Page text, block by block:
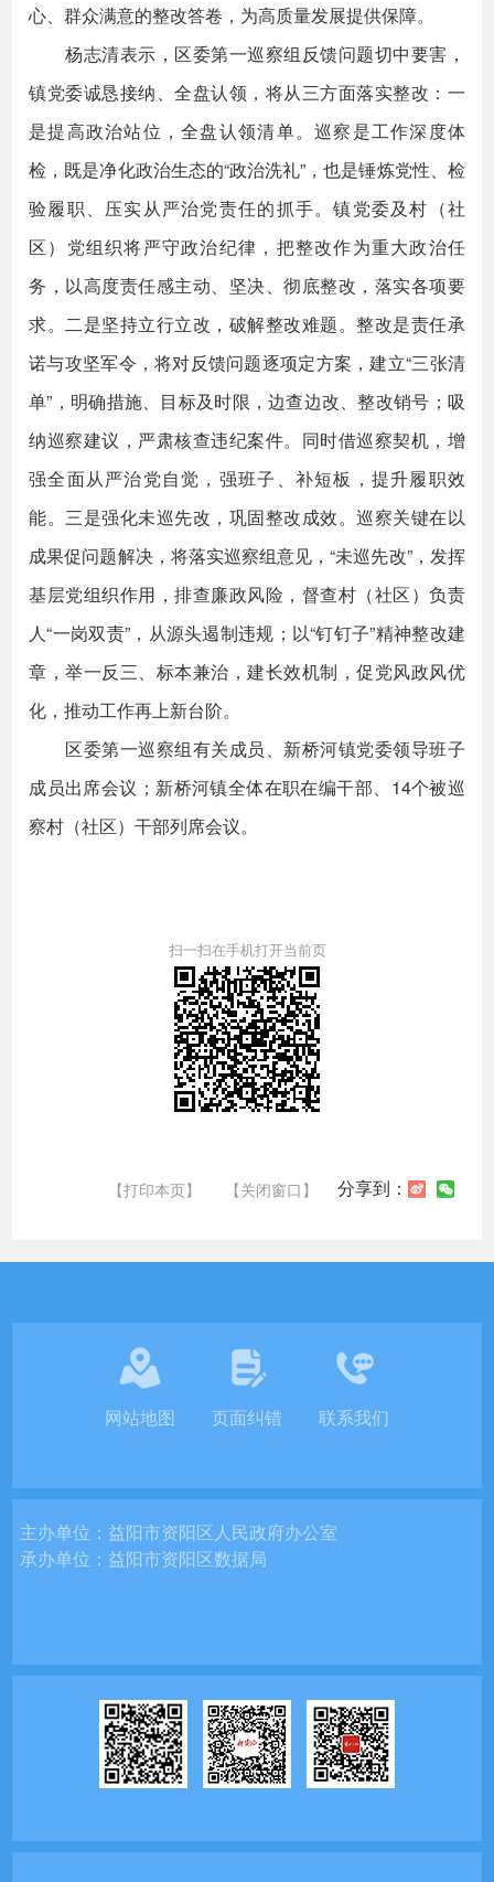
心、群众满意的整改答卷，为高质量发展提供保障。
杨志清表示，区委第一巡察组反馈问题切中要害，
镇党委诚恳接纳、全盘认领，将从三方面落实整改：一
是提高政治站位，全盘认领清单。巡察是工作深度体
检，既是净化政治生态的“政治洗礼”，也是锤炼党性、检
验履职、压实从严治党责任的抓手。镇党委及村（社
区）党组织将严守政治纪律，把整改作为重大政治任
务，以高度责任感主动、坚决、彻底整改，落实各项要
求。二是坚持立行立改，破解整改难题。整改是责任承
诺与攻坚军令，将对反馈问题逐项定方案，建立“三张清
单”，明确措施、目标及时限，边查边改、整改销号；吸
纳巡察建议，严肃核查违纪案件。同时借巡察契机，增
强全面从严治党自觉，强班子、补短板，提升履职效
能。三是强化未巡先改，巩固整改成效。巡察关键在以
成果促问题解决，将落实巡察组意见，“未巡先改”，发挥
基层党组织作用，排查廉政风险，督查村（社区）负责
人“一岗双责”，从源头遏制违规；以“钉钉子”精神整改建
章，举一反三、标本兼治，建长效机制，促党风政风优
化，推动工作再上新台阶。
区委第一巡察组有关成员、新桥河镇党委领导班子
成员出席会议；新桥河镇全体在职在编干部、14个被巡
察村（社区）干部列席会议。
扫一扫在手机打开当前页
【打印本页】 【关闭窗口】 分享到：
网站地图 页面纠错 联系我们
主办单位：益阳市资阳区人民政府办公室
承办单位：益阳市资阳区数据局